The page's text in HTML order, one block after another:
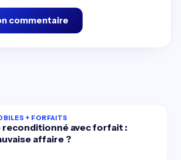
commentaire
+ FORFAITS
avec forfait :
affaire ?